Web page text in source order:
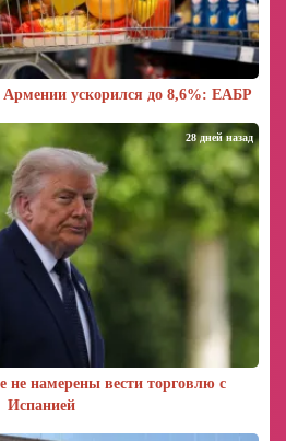
Армении ускорился до 8,6%: ЕАБР
намерены вести торговлю с
Испанией
28 дней назад